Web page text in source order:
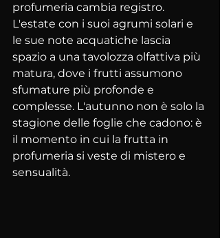
profumeria cambia registro.
L'estate con i suoi agrumi solari e
le sue note acquatiche lascia
spazio a una tavolozza olfattiva più
matura, dove i frutti assumono
sfumature più profonde e
complesse. L'autunno non è solo la
stagione delle foglie che cadono: è
il momento in cui la frutta in
profumeria si veste di mistero e
sensualità.